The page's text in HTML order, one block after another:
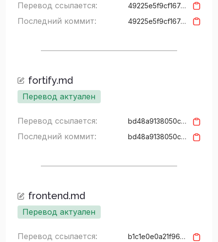
Перевод ссылается: 49225e5f9cf167a9ebc5699988fbba36aa47103d
Последний коммит: 49225e5f9cf167a9ebc5699988fbba36aa47103d
fortify.md
Перевод актуален
Перевод ссылается: bd48a9138050cb68fba57142853c59192cba5c70
Последний коммит: bd48a9138050cb68fba57142853c59192cba5c70
frontend.md
Перевод актуален
Перевод ссылается: b1c1e0e0a21f96cbd473274ae08e46e066af5c95